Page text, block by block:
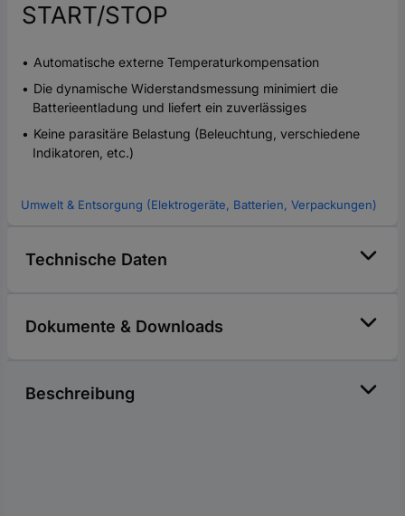
START/STOP
Automatische externe Temperaturkompensation
Die dynamische Widerstandsmessung minimiert die
Batterieentladung und liefert ein zuverlässiges
Keine parasitäre Belastung (Beleuchtung, verschiedene
Indikatoren, etc.)
Umwelt & Entsorgung (Elektrogeräte, Batterien, Verpackungen)
Technische Daten
Dokumente & Downloads
Beschreibung